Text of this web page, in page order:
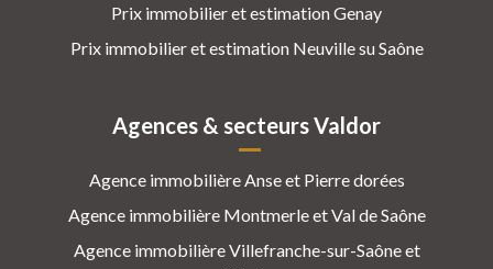
Prix immobilier et estimation Genay
Prix immobilier et estimation Neuville su Saône
Agences & secteurs Valdor
Agence immobilière Anse et Pierre dorées
Agence immobilière Montmerle et Val de Saône
Agence immobilière Villefranche-sur-Saône et